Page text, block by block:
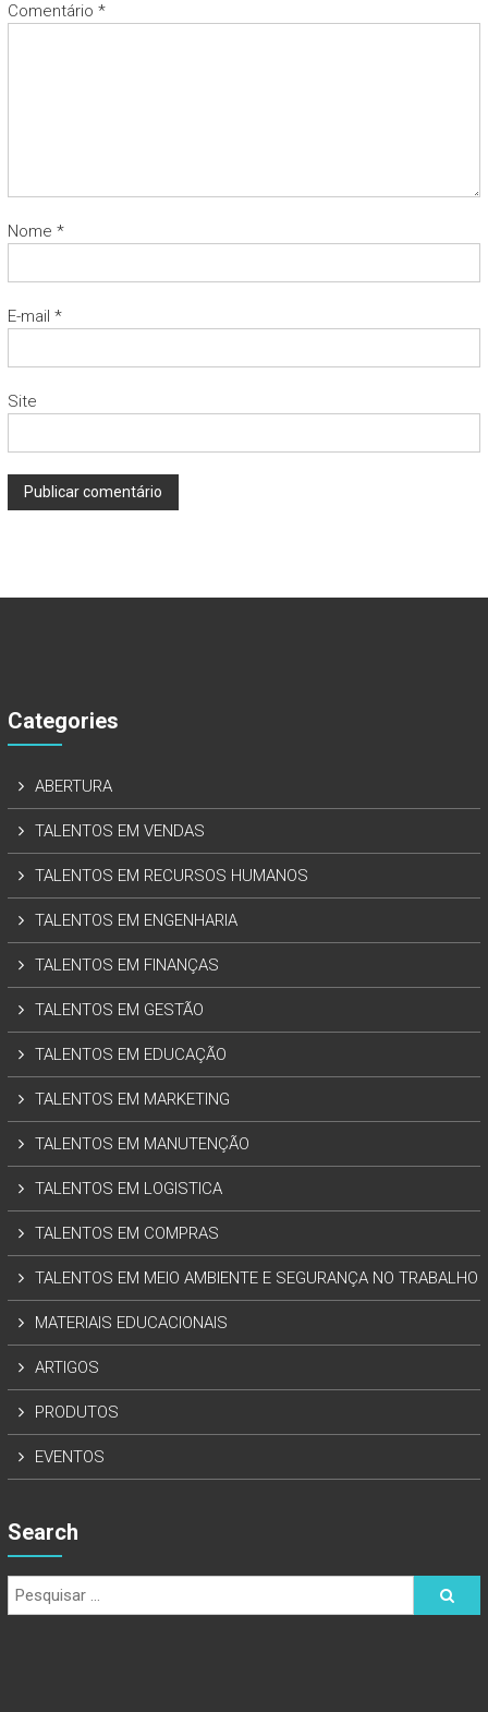
Comentário *
Nome *
E-mail *
Site
Categories
ABERTURA
TALENTOS EM VENDAS
TALENTOS EM RECURSOS HUMANOS
TALENTOS EM ENGENHARIA
TALENTOS EM FINANÇAS
TALENTOS EM GESTÃO
TALENTOS EM EDUCAÇÃO
TALENTOS EM MARKETING
TALENTOS EM MANUTENÇÃO
TALENTOS EM LOGISTICA
TALENTOS EM COMPRAS
TALENTOS EM MEIO AMBIENTE E SEGURANÇA NO TRABALHO
MATERIAIS EDUCACIONAIS
ARTIGOS
PRODUTOS
EVENTOS
Search